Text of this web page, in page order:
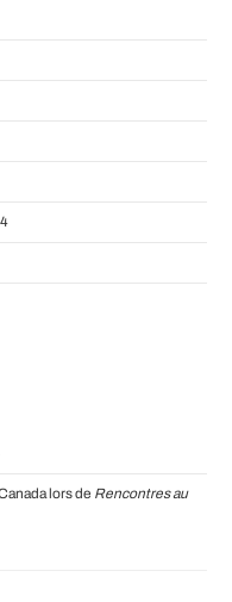
lors de Rencontres au